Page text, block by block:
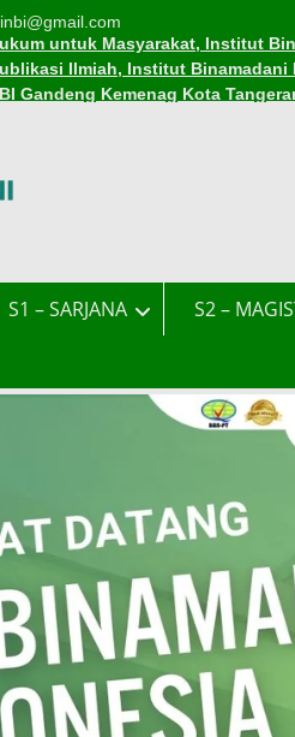
untuk Masyarakat, Institut
Ilmiah, Institut
Gandeng Kemenag Kota
Selama Ramadhan 1447 H
S1 – SARJANA S2 –